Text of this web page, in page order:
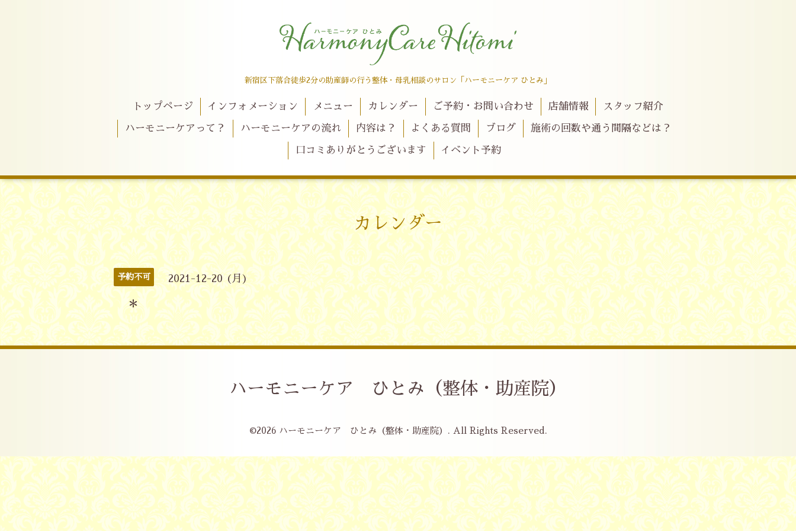
新宿区下落合徒歩2分の助産師の行う整体・母乳相談のサロン「ハーモニーケア ひとみ」
トップページ インフォメーション メニュー カレンダー ご予約・お問い合わせ 店舗情報 スタッフ紹介
ハーモニーケアって？ ハーモニーケアの流れ 内容は？ よくある質問 ブログ 施術の回数や通う間隔などは？
口コミありがとうございます イベント予約
カレンダー
予約不可 2021-12-20 (月)
＊
ハーモニーケア ひとみ（整体・助産院）
©2026 ハーモニーケア ひとみ（整体・助産院） . All Rights Reserved.